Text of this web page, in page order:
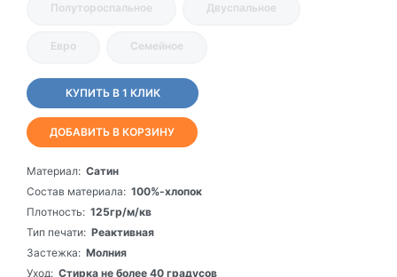
Полутороспальное Двуспальное
Евро Семейное
КУПИТЬ В 1 КЛИК
ДОБАВИТЬ В КОРЗИНУ
Материал: Сатин
Состав материала: 100%-хлопок
Плотность: 125гр/м/кв
Тип печати: Реактивная
Застежка: Молния
Уход: Стирка не более 40 градусов